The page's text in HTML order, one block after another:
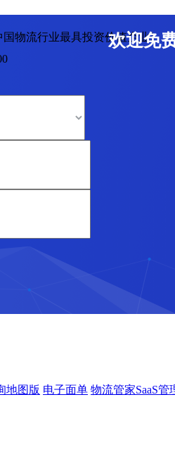
物流行业最具投资价值企业》
欢迎免
地图版 电子面单 物流管家SaaS管